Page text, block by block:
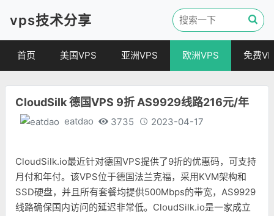
vps技术分享
首页 美国VPS 亚洲VPS 欧洲VPS 免费
CloudSilk 德国VPS 9折 AS9929线路216元/年
eatdao 3735 2023-04-17
CloudSilk.io最近针对德国VPS提供了9折的优惠码，可支持
月付和年付。该VPS位于德国法兰克福，采用KVM架构和
SSD硬盘，并且所有套餐均提供500Mbps的带宽，AS9929
线路确保国内访问的延迟非常低。CloudSilk.io是一家成立